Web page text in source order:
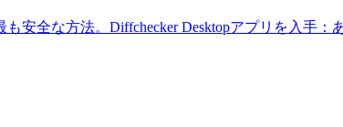
も安全な方法。Diffchecker Desktopアプリを入手